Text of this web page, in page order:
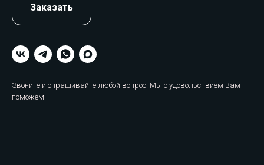
Заказать
Звоните и спрашивайте любой вопрос. Мы с удовольствием Вам
поможем!